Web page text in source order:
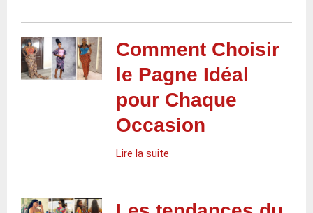
Comment Choisir
le Pagne Idéal
pour Chaque
Occasion
Lire la suite